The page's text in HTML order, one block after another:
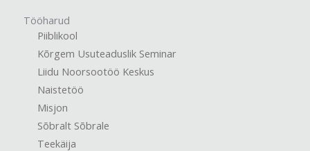
Tööharud
Piiblikool
Kõrgem Usuteaduslik Seminar
Liidu Noorsootöö Keskus
Naistetöö
Misjon
Sõbralt Sõbrale
Teekäija